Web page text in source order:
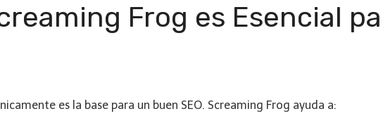
Frog es Esencial
es la base para un buen SEO. Screaming Frog ayuda a: